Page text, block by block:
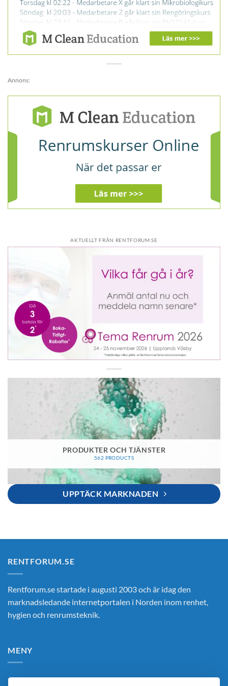
Annons:
AKTUELLT FRÅN RENTFORUM.SE
PRODUKTER OCH TJÄNSTER
562 PRODUCTS
UPPTÄCK MARKNADEN
RENTFORUM.SE
Rentforum.se startade i augusti 2003 och är idag den
marknadsledande internetportalen i Norden inom renhet,
hygien och renrumsteknik.
MENY
Hem